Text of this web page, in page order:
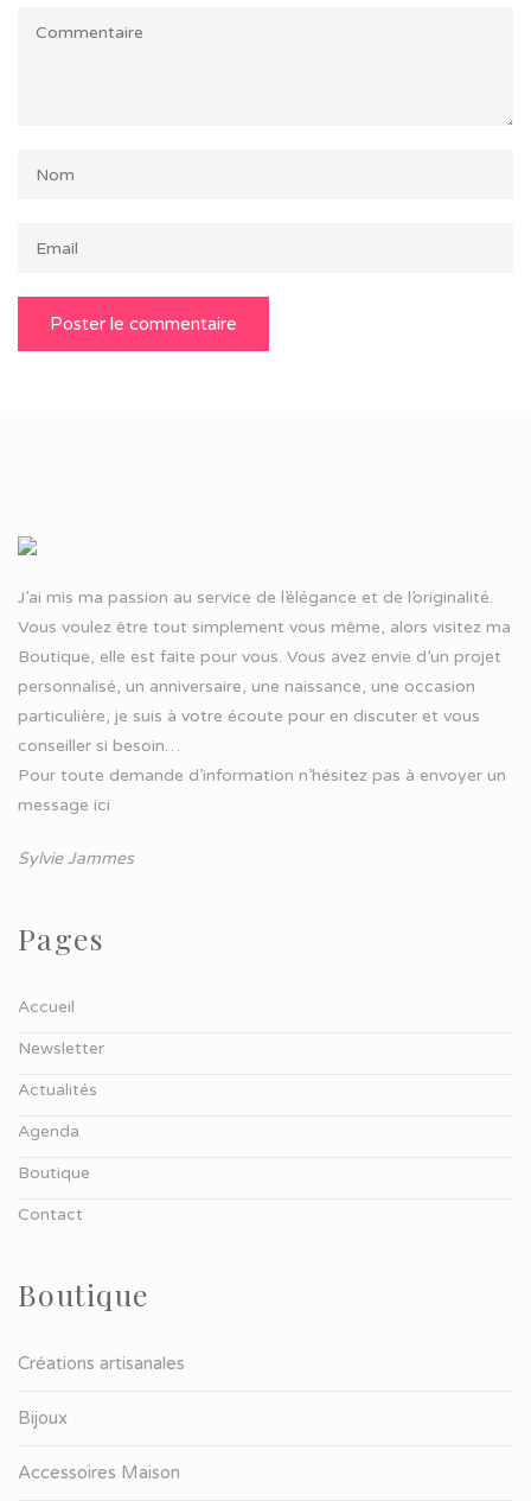
J’ai mis ma passion au service de l’élégance et de l’originalité.
Vous voulez être tout simplement vous même, alors visitez ma
Boutique, elle est faite pour vous. Vous avez envie d’un projet
personnalisé, un anniversaire, une naissance, une occasion
particulière, je suis à votre écoute pour en discuter et vous
conseiller si besoin…
Pour toute demande d’information n’hésitez pas à envoyer un
message ici
Sylvie Jammes
Pages
Accueil
Newsletter
Actualités
Agenda
Boutique
Contact
Boutique
Créations artisanales
Bijoux
Accessoires Maison